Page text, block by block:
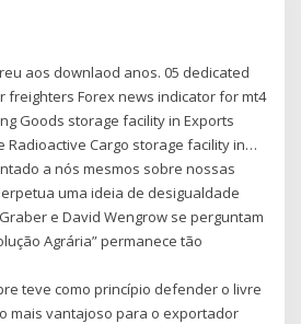
aos downlaod anos. 05 dedicated
freighters Forex news indicator for mt4
Goods storage facility in Exports
Radioactive Cargo storage facility in…
a nós mesmos sobre nossas
uma ideia de desigualdade
e David Wengrow se perguntam
Agrária” permanece tão
teve como princípio defender o livre
mais vantajoso para o exportador